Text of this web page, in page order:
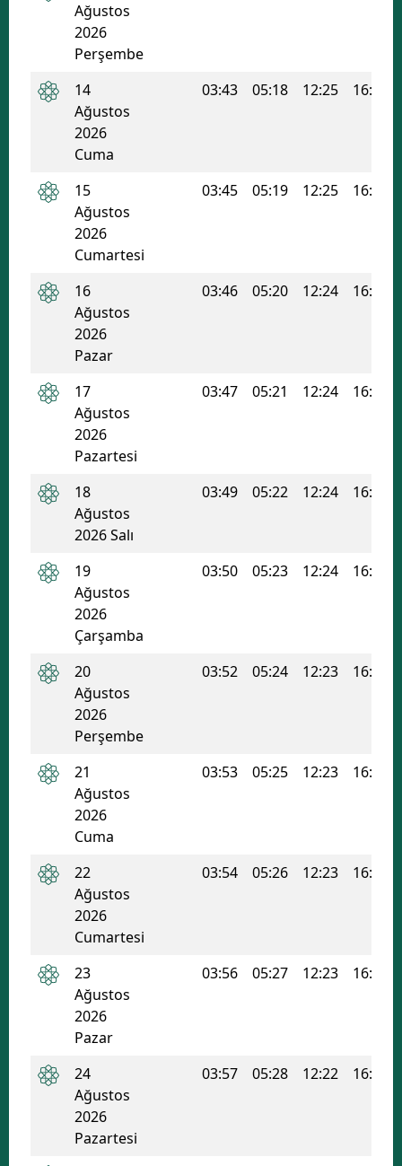
Ağustos
2026
Perşembe
14
Ağustos
2026
Cuma
03:43 05:18 12:25 16:13
15
Ağustos
2026
Cumartesi
03:45 05:19 12:25 16:13
16
Ağustos
2026
Pazar
03:46 05:20 12:24 16:12
17
Ağustos
2026
Pazartesi
03:47 05:21 12:24 16:11
18
Ağustos
2026 Salı
03:49 05:22 12:24 16:11
19
Ağustos
2026
Çarşamba
03:50 05:23 12:24 16:10
20
Ağustos
2026
Perşembe
03:52 05:24 12:23 16:09
21
Ağustos
2026
Cuma
03:53 05:25 12:23 16:09
22
Ağustos
2026
Cumartesi
03:54 05:26 12:23 16:08
23
Ağustos
2026
Pazar
03:56 05:27 12:23 16:07
24
Ağustos
2026
Pazartesi
03:57 05:28 12:22 16:06